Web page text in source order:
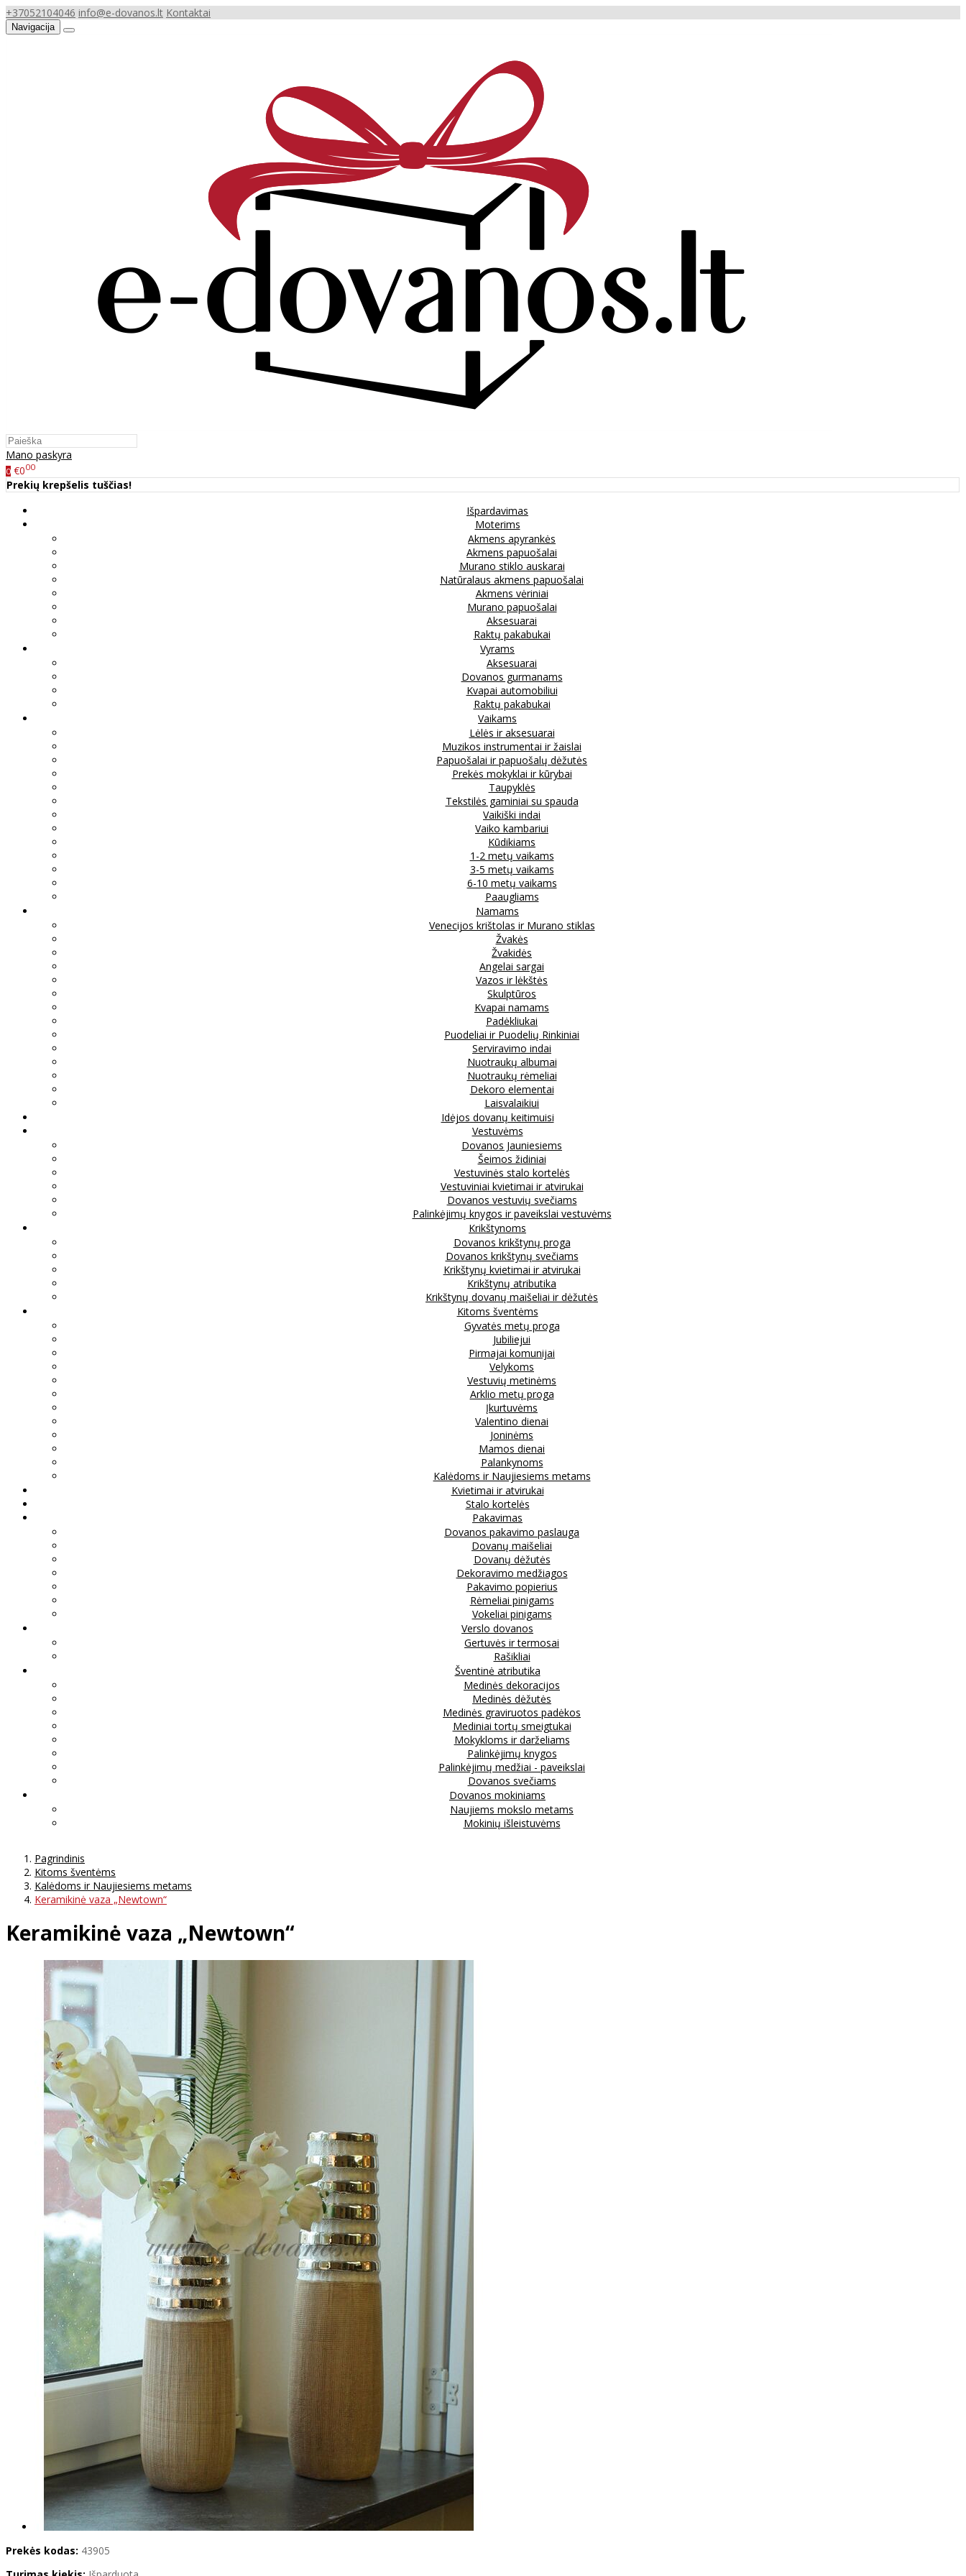
+37052104046 info@e-dovanos.lt Kontaktai
Navigacija
Mano paskyra
0 €000
Prekių krepšelis tuščias!
Išpardavimas
Moterims
Akmens apyrankės
Akmens papuošalai
Murano stiklo auskarai
Natūralaus akmens papuošalai
Akmens vėriniai
Murano papuošalai
Aksesuarai
Raktų pakabukai
Vyrams
Aksesuarai
Dovanos gurmanams
Kvapai automobiliui
Raktų pakabukai
Vaikams
Lėlės ir aksesuarai
Muzikos instrumentai ir žaislai
Papuošalai ir papuošalų dėžutės
Prekės mokyklai ir kūrybai
Taupyklės
Tekstilės gaminiai su spauda
Vaikiški indai
Vaiko kambariui
Kūdikiams
1-2 metų vaikams
3-5 metų vaikams
6-10 metų vaikams
Paaugliams
Namams
Venecijos krištolas ir Murano stiklas
Žvakės
Žvakidės
Angelai sargai
Vazos ir lėkštės
Skulptūros
Kvapai namams
Padėkliukai
Puodeliai ir Puodelių Rinkiniai
Serviravimo indai
Nuotraukų albumai
Nuotraukų rėmeliai
Dekoro elementai
Laisvalaikiui
Idėjos dovanų keitimuisi
Vestuvėms
Dovanos Jauniesiems
Šeimos židiniai
Vestuvinės stalo kortelės
Vestuviniai kvietimai ir atvirukai
Dovanos vestuvių svečiams
Palinkėjimų knygos ir paveikslai vestuvėms
Krikštynoms
Dovanos krikštynų proga
Dovanos krikštynų svečiams
Krikštynų kvietimai ir atvirukai
Krikštynų atributika
Krikštynų dovanų maišeliai ir dėžutės
Kitoms šventėms
Gyvatės metų proga
Jubiliejui
Pirmajai komunijai
Velykoms
Vestuvių metinėms
Arklio metų proga
Įkurtuvėms
Valentino dienai
Joninėms
Mamos dienai
Palankynoms
Kalėdoms ir Naujiesiems metams
Kvietimai ir atvirukai
Stalo kortelės
Pakavimas
Dovanos pakavimo paslauga
Dovanų maišeliai
Dovanų dėžutės
Dekoravimo medžiagos
Pakavimo popierius
Rėmeliai pinigams
Vokeliai pinigams
Verslo dovanos
Gertuvės ir termosai
Rašikliai
Šventinė atributika
Medinės dekoracijos
Medinės dėžutės
Medinės graviruotos padėkos
Mediniai tortų smeigtukai
Mokykloms ir darželiams
Palinkėjimų knygos
Palinkėjimų medžiai - paveikslai
Dovanos svečiams
Dovanos mokiniams
Naujiems mokslo metams
Mokinių išleistuvėms
Pagrindinis
Kitoms šventėms
Kalėdoms ir Naujiesiems metams
Keramikinė vaza „Newtown“
Keramikinė vaza „Newtown“
Prekės kodas: 43905